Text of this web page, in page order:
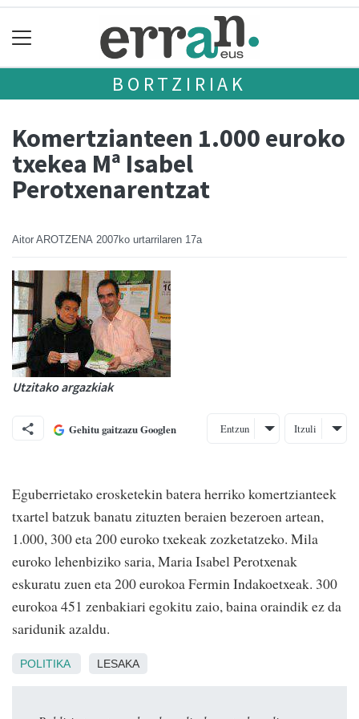
BORTZIRIAK
Komertzianteen 1.000 euroko
txekea Mª Isabel
Perotxenarentzat
Aitor AROTZENA 2007ko urtarrilaren 17a
Utzitako argazkiak
Gehitu gaitzazu Googlen Entzun Itzuli
Eguberrietako erosketekin batera herriko komertzianteek
txartel batzuk banatu zituzten beraien bezeroen artean,
1.000, 300 eta 200 euroko txekeak zozketatzeko. Mila
euroko lehenbiziko saria, Maria Isabel Perotxenak
eskuratu zuen eta 200 eurokoa Fermin Indakoetxeak. 300
eurokoa 451 zenbakiari egokitu zaio, baina oraindik ez da
saridunik azaldu.
POLITIKA LESAKA